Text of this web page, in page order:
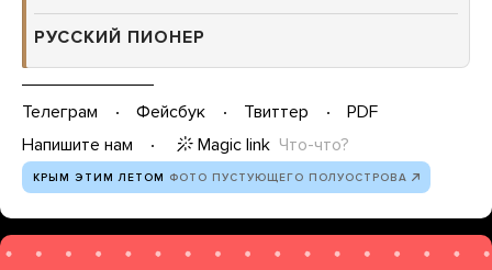
РУССКИЙ ПИОНЕР
Телеграм Фейсбук Твиттер
PDF
Напишите нам
Magic link Что-что?
КРЫМ ЭТИМ ЛЕТОМ ФОТО ПУСТУЮЩЕГО ПОЛУОСТРОВА